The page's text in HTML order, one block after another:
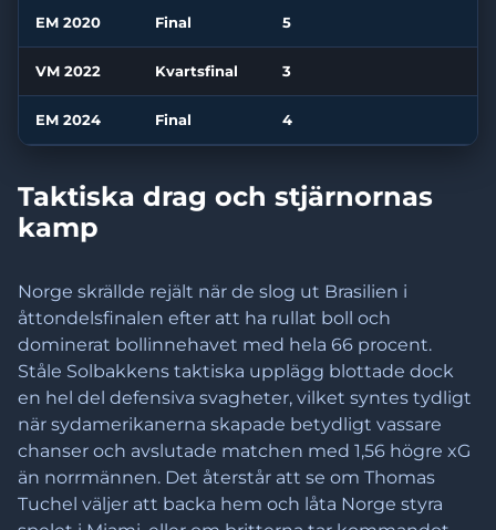
EM 2020 Final 5
VM 2022 Kvartsfinal 3
EM 2024 Final 4
Taktiska drag och stjärnornas
kamp
Norge skrällde rejält när de slog ut Brasilien i
åttondelsfinalen efter att ha rullat boll och
dominerat bollinnehavet med hela 66 procent.
Ståle Solbakkens taktiska upplägg blottade dock
en hel del defensiva svagheter, vilket syntes tydligt
när sydamerikanerna skapade betydligt vassare
chanser och avslutade matchen med 1,56 högre xG
än norrmännen. Det återstår att se om Thomas
Tuchel väljer att backa hem och låta Norge styra